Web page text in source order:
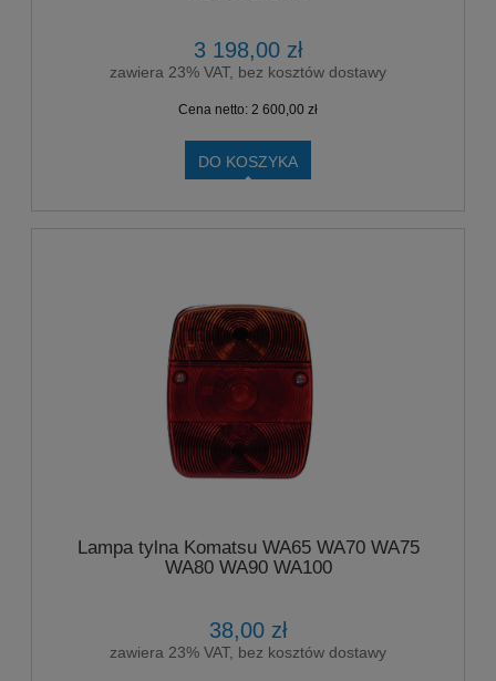
3 198,00 zł
zawiera 23% VAT, bez kosztów dostawy
Cena netto: 2 600,00 zł
DO KOSZYKA
Lampa tylna Komatsu WA65 WA70 WA75
WA80 WA90 WA100
38,00 zł
zawiera 23% VAT, bez kosztów dostawy